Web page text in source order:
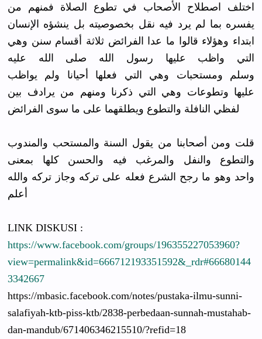
اختلف اصطلاح الأصحاب في تطوع الصلاة فمنهم من
يفسره بما لم يرد فيه نقل بخصوصيته بل ينشؤه الإنسان
ابتداء وهؤلاء قالوا ما عدا الفرائض ثلاثة أقسام سنن وهي
التي واظب عليها رسول الله صلى الله عليه
وسلم ومستحبات وهي التي فعلها أحيانا ولم يواظب
عليها وتطوعات وهي التي ذكرنا ومنهم من يرادف بين
لفظي النافلة والتطوع ويطلقهما على ما سوى الفرائض
قلت ومن أصحابنا من يقول السنة والمستحب والمندوب
والتطوع والنفل والمرغب فيه والحسن كلها بمعنى
واحد وهو ما رجح الشرع فعله على تركه وجاز تركه والله
أعلم
LINK DISKUSI :
https://www.facebook.com/groups/196355227053960?
view=permalink&id=666712193351592&_rdr#66680144
3342667
https://mbasic.facebook.com/notes/pustaka-ilmu-sunni-
salafiyah-ktb-piss-ktb/2838-perbedaan-sunnah-mustahab-
dan-mandub/671406346215510/?refid=18